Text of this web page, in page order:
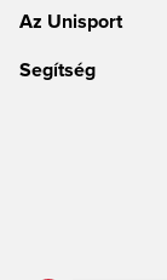
Az Unisport
Segítség